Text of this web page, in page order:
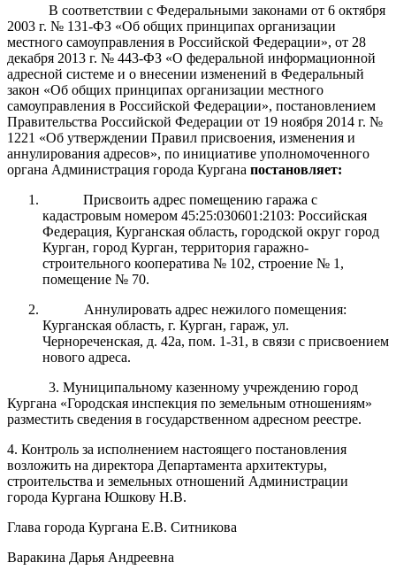
В соответствии с Федеральными законами от 6 октября
2003 г. № 131-ФЗ «Об общих принципах организации
местного самоуправления в Российской Федерации», от 28
декабря 2013 г. № 443-ФЗ «О федеральной информационной
адресной системе и о внесении изменений в Федеральный
закон «Об общих принципах организации местного
самоуправления в Российской Федерации», постановлением
Правительства Российской Федерации от 19 ноября 2014 г. №
1221 «Об утверждении Правил присвоения, изменения и
аннулирования адресов», по инициативе уполномоченного
органа Администрация города Кургана постановляет:
Присвоить адрес помещению гаража с
кадастровым номером 45:25:030601:2103: Российская
Федерация, Курганская область, городской округ город
Курган, город Курган, территория гаражно-
строительного кооператива № 102, строение № 1,
помещение № 70.
Аннулировать адрес нежилого помещения:
Курганская область, г. Курган, гараж, ул.
Чернореченская, д. 42а, пом. 1-31, в связи с присвоением
нового адреса.
3. Муниципальному казенному учреждению город
Кургана «Городская инспекция по земельным отношениям»
разместить сведения в государственном адресном реестре.
4. Контроль за исполнением настоящего постановления
возложить на директора Департамента архитектуры,
строительства и земельных отношений Администрации
города Кургана Юшкову Н.В.
Глава города Кургана Е.В. Ситникова
Варакина Дарья Андреевна